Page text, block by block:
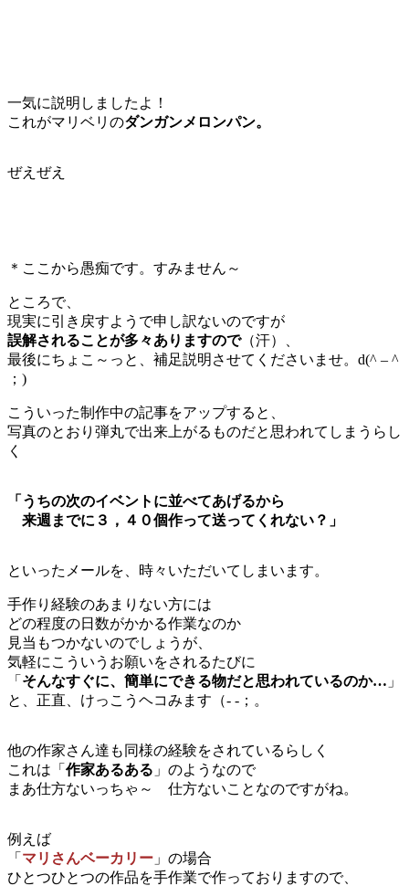
一気に説明しましたよ！
これがマリベリのダンガンメロンパン。
ぜえぜえ
＊ここから愚痴です。すみません～
ところで、
現実に引き戻すようで申し訳ないのですが
誤解されることが多々ありますので（汗）、
最後にちょこ～っと、補足説明させてくださいませ。d(^ – ^
；)
こういった制作中の記事をアップすると、
写真のとおり弾丸で出来上がるものだと思われてしまうらし
く
「うちの次のイベントに並べてあげるから
来週までに３，４０個作って送ってくれない？」
といったメールを、時々いただいてしまいます。
手作り経験のあまりない方には
どの程度の日数がかかる作業なのか
見当もつかないのでしょうが、
気軽にこういうお願いをされるたびに
「 そんなすぐに、簡単にできる物だと思われているのか… 」
と、正直、けっこうヘコみます（- -；。
他の作家さん達も同様の経験をされているらしく
これは「 作家あるある 」のようなので
まあ仕方ないっちゃ～ 仕方ないことなのですがね。
例えば
「 マリさんベーカリー 」の場合
ひとつひとつの作品を手作業で作っておりますので、